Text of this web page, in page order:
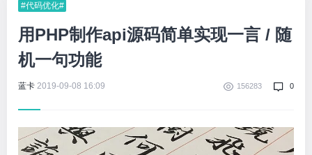
#代码优化#
用PHP制作api源码简单实现一言 / 随
机一句功能
蓝卡 2019-09-08 16:09 156283 0